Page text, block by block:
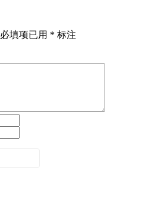
必填项已用 * 标注